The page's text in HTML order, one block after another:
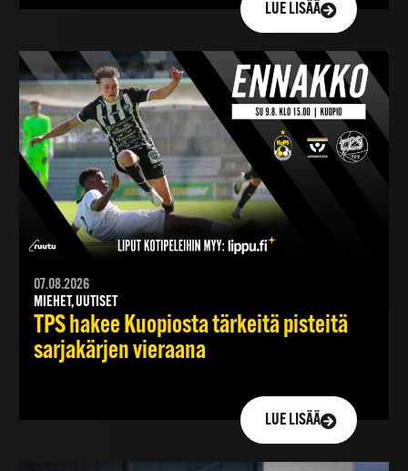
LUE LISÄÄ
07.08.2026
MIEHET, UUTISET
TPS hakee Kuopiosta tärkeitä pisteitä
sarjakärjen vieraana
LUE LISÄÄ